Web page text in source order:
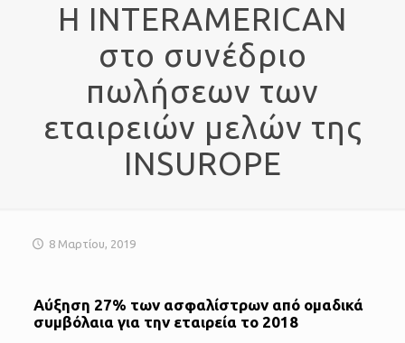
Η INTERAMERICAN
στο συνέδριο
πωλήσεων των
εταιρειών μελών της
INSUROPE
8 Μαρτίου, 2019
Αύξηση 27% των ασφαλίστρων από ομαδικά
συμβόλαια για την εταιρεία το 2018